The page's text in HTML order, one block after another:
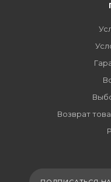
Возврат